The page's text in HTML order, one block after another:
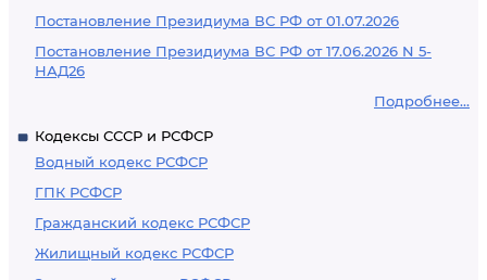
Постановление Президиума ВС РФ от 01.07.2026
Постановление Президиума ВС РФ от 17.06.2026 N 5-
НАД26
Подробнее...
Кодексы СССР и РСФСР
Водный кодекс РСФСР
ГПК РСФСР
Гражданский кодекс РСФСР
Жилищный кодекс РСФСР